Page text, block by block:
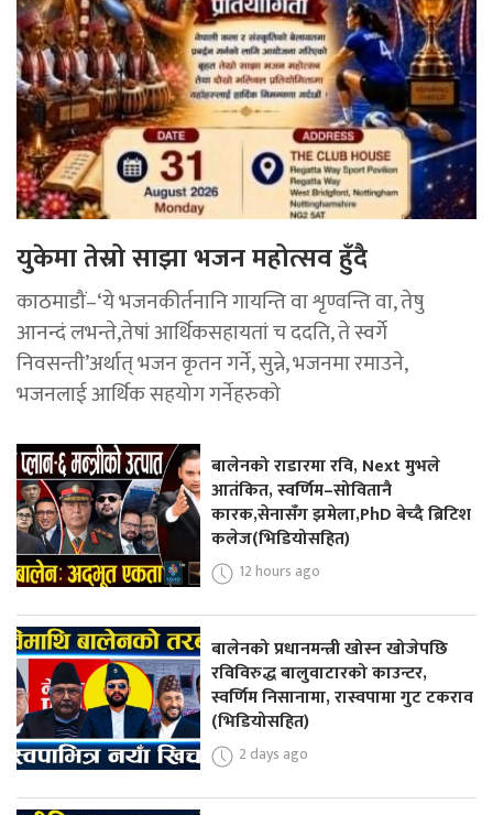
युकेमा तेस्रो साझा भजन महोत्सव हुँदै
काठमाडौं–‘ये भजनकीर्तनानि गायन्ति वा शृण्वन्ति वा, तेषु
आनन्दं लभन्ते,तेषां आर्थिकसहायतां च ददति, ते स्वर्गे
निवसन्ती’अर्थात् भजन कृतन गर्ने, सुन्ने, भजनमा रमाउने,
भजनलाई आर्थिक सहयोग गर्नेहरुको
बालेनको राडारमा रवि, Next मुभले
आतंकित, स्वर्णिम–सोवितानै
कारक,सेनासँग झमेला,PhD बेच्दै ब्रिटिश
कलेज(भिडियोसहित)
12 hours ago
बालेनको प्रधानमन्त्री खोस्न खोजेपछि
रविविरुद्ध बालुवाटारको काउन्टर,
स्वर्णिम निसानामा, रास्वपामा गुट टकराव
(भिडियोसहित)
2 days ago